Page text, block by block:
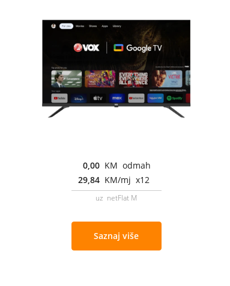
0,00 KM odmah
29,84 KM/mj x12
uz netFlat M
Saznaj više